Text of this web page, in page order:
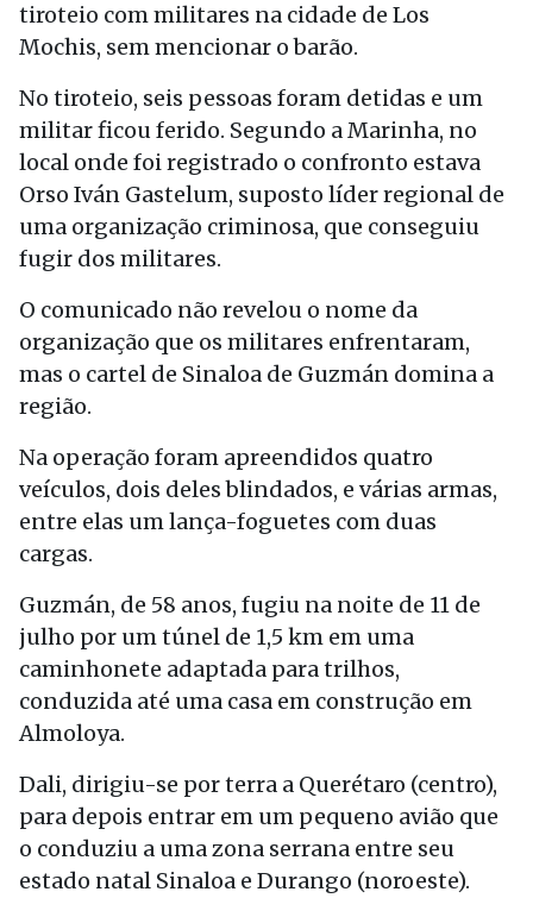
tiroteio com militares na cidade de Los
Mochis, sem mencionar o barão.
No tiroteio, seis pessoas foram detidas e um
militar ficou ferido. Segundo a Marinha, no
local onde foi registrado o confronto estava
Orso Iván Gastelum, suposto líder regional de
uma organização criminosa, que conseguiu
fugir dos militares.
O comunicado não revelou o nome da
organização que os militares enfrentaram,
mas o cartel de Sinaloa de Guzmán domina a
região.
Na operação foram apreendidos quatro
veículos, dois deles blindados, e várias armas,
entre elas um lança-foguetes com duas
cargas.
Guzmán, de 58 anos, fugiu na noite de 11 de
julho por um túnel de 1,5 km em uma
caminhonete adaptada para trilhos,
conduzida até uma casa em construção em
Almoloya.
Dali, dirigiu-se por terra a Querétaro (centro),
para depois entrar em um pequeno avião que
o conduziu a uma zona serrana entre seu
estado natal Sinaloa e Durango (noroeste).